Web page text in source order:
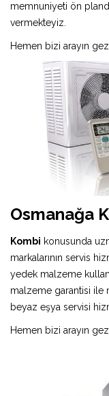
memnuniyeti ön
vermekteyiz.
Hemen bizi arayın
Osmanağa
Kombi konusunda
markalarının servis
yedek malzeme
malzeme garantisi ile
beyaz eşya servisi
Hemen bizi arayın